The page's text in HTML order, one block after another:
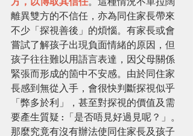
離異雙方的不信任，亦為同住家長帶來
不少「探視善後」的煩惱。有家長或會
嘗試了解孩子出現負面情緒的原因，但
孩子往往難以用語言表達，因父母關係
緊張而形成的箇中不安感。由於同住家
長感到無從入手，會很快判斷探視似乎
「弊多於利」，甚至對探視的價值及需
要產生質疑 :「是否唔見好過見呢？」。
那麼究竟有沒有辦法使同住家長及孩子